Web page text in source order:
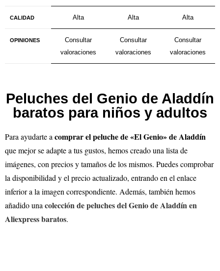
CALIDAD Alta Alta Alta
OPINIONES
Consultar
valoraciones
Consultar
valoraciones
Consultar
valoraciones
Peluches del Genio de Aladdín
baratos para niños y adultos
Para ayudarte a comprar el peluche de «El Genio» de Aladdín
que mejor se adapte a tus gustos, hemos creado una lista de
imágenes, con precios y tamaños de los mismos. Puedes comprobar
la disponibilidad y el precio actualizado, entrando en el enlace
inferior a la imagen correspondiente. Además, también hemos
añadido una colección de peluches del Genio de Aladdín en
Aliexpress baratos.